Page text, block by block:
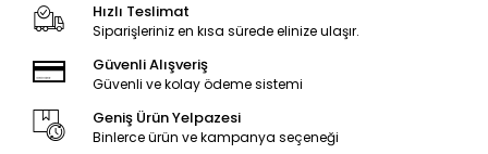
Hızlı Teslimat
Siparişleriniz en kısa sürede elinize ulaşır.
Güvenli Alışveriş
Güvenli ve kolay ödeme sistemi
Geniş Ürün Yelpazesi
Binlerce ürün ve kampanya seçeneği